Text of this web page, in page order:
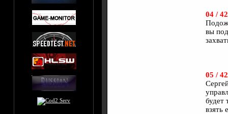
04 / 42
вы
05 / 42
будет
взять